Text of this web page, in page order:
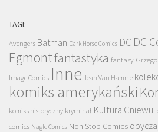
TAGI:
Avengers Batman Dark Horse Comics DC DC
Egmontfantastyka fantasy
Image Comics Inne Jean Van Hamme
komiks amerykański
komiks historyczny kryminał Kultura Gniewu
comics Nagle Comics Non Stop Comics